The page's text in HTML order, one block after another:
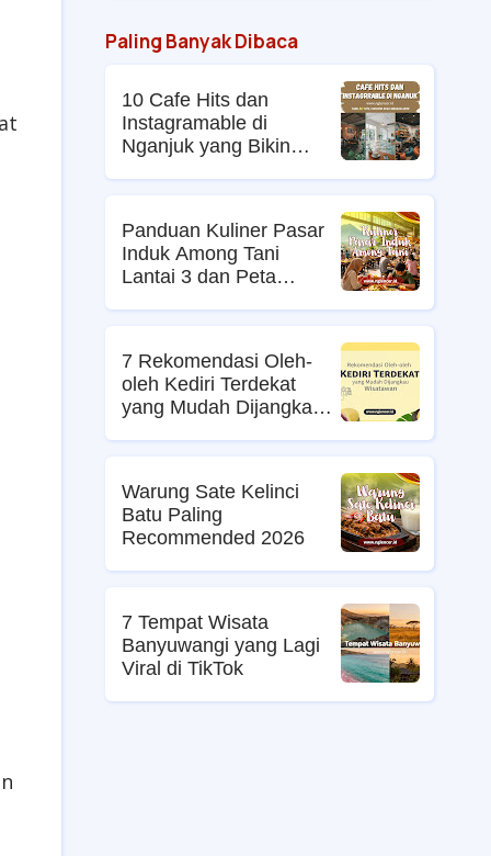
Paling Banyak Dibaca
10 Cafe Hits dan
Instagramable di
Nganjuk yang Bikin
Panduan Kuliner Pasar
Induk Among Tani
Lantai 3 dan Peta
7 Rekomendasi Oleh-
oleh Kediri Terdekat
yang Mudah Dijangkau
Warung Sate Kelinci
Batu Paling
Recommended 2026
7 Tempat Wisata
Banyuwangi yang Lagi
Viral di TikTok